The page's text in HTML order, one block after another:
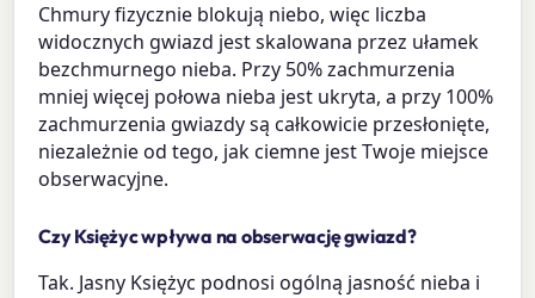
Chmury fizycznie blokują niebo, więc liczba
widocznych gwiazd jest skalowana przez ułamek
bezchmurnego nieba. Przy 50% zachmurzenia
mniej więcej połowa nieba jest ukryta, a przy 100%
zachmurzenia gwiazdy są całkowicie przesłonięte,
niezależnie od tego, jak ciemne jest Twoje miejsce
obserwacyjne.
Czy Księżyc wpływa na obserwację gwiazd?
Tak. Jasny Księżyc podnosi ogólną jasność nieba i